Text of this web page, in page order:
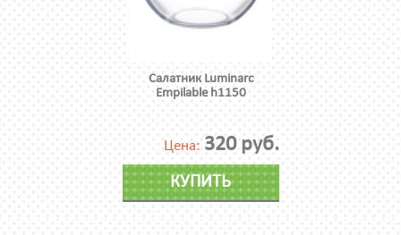
Салатник Luminarc
Empilable h1150
Цена: 320 руб.
КУПИТЬ